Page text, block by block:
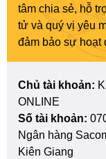
tâm chia sẻ, hỗ
tử và quý vị yêu
đảm bảo sự hoạt
Chủ tài khoản:
ONLINE
Số tài khoản:
Ngân hàng
Kiên Giang